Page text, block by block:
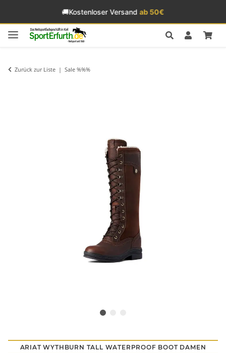
🚚Kostenloser Versandab 50€
Zurück zur Liste Sale %%%
ARIAT WYTHBURN TALL WATERPROOF BOOT DAMEN